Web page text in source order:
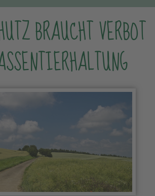
BRAUCHT VERBOT